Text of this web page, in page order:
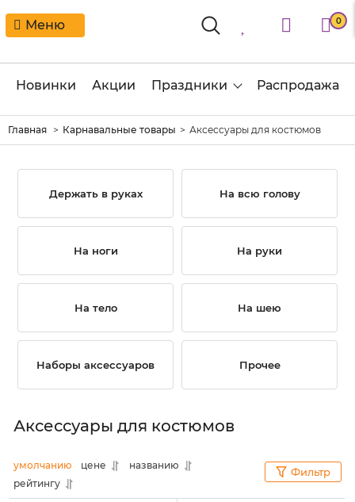
Меню 0
Новинки Акции Праздники Распродажа
Главная Карнавальные товары Аксессуары для костюмов
Держать в руках На всю голову
На ноги На руки
На тело На шею
Наборы аксессуаров Прочее
Аксессуары для костюмов
умолчанию цене
названию
рейтингу
Фильтр